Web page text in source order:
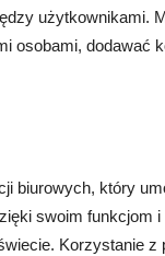
użytkownikami.
osobami, dodawać
biurowych, który
swoim funkcjom
Korzystanie